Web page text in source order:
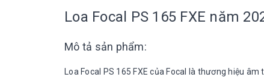
Loa Focal PS 165 FXE năm
Mô tả sản phẩm:
Loa Focal PS 165 FXE của Focal là thương hiệu